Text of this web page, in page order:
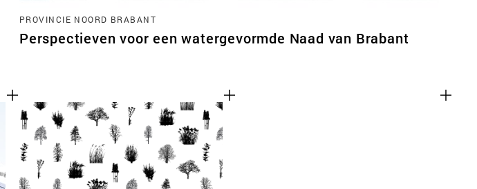
PROVINCIE NOORD BRABANT
Perspectieven voor een watergevormde Naad van Brabant